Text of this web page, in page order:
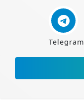
Telegram